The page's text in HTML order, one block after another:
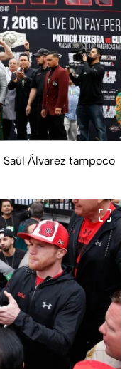
| Saúl Álvarez tampoco